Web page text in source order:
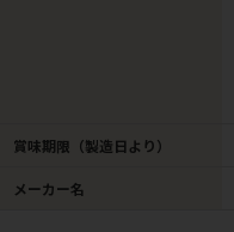
賞味期限（製造日より）
メーカー名